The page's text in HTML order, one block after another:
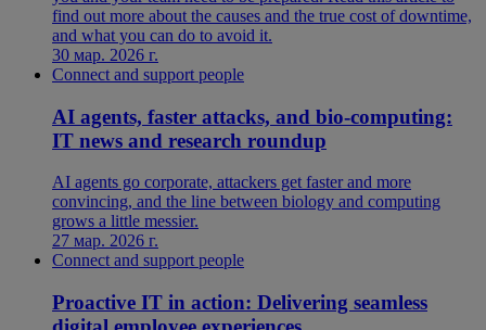
find out more about the causes and the true cost of downtime,
and what you can do to avoid it.
30 мар. 2026 г.
Connect and support people
AI agents, faster attacks, and bio-computing:
IT news and research roundup
AI agents go corporate, attackers get faster and more
convincing, and the line between biology and computing
grows a little messier.
27 мар. 2026 г.
Connect and support people
Proactive IT in action: Delivering seamless